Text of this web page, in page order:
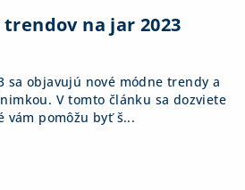
na jar 2023
sa objavujú nové módne trendy a
V tomto článku sa dozviete
vám pomôžu byť š...